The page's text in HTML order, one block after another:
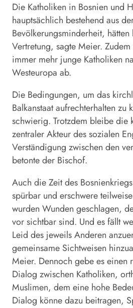
Die Katholiken in Bosnien und
hauptsächlich bestehend aus
Bevölkerungsminderheit,
Vertretung, sagte Meier.
immer mehr junge Katholiken
Westeuropa ab.
Die Bedingungen, um das
Balkanstaat aufrechterhalten zu
schwierig. Trotzdem bleibe die
zentraler Akteur des sozialen
Verständigung zwischen den
betonte der Bischof.
Auch die Zeit des
spürbar und erschwere
wurden Wunden geschlagen,
vor sichtbar sind. Und es fällt
Leid des jeweils Anderen
gemeinsame Sichtweisen
Meier. Dennoch gebe es einen
Dialog zwischen Katholiken,
Muslimen, dem eine hohe
Dialog könne dazu beitragen,